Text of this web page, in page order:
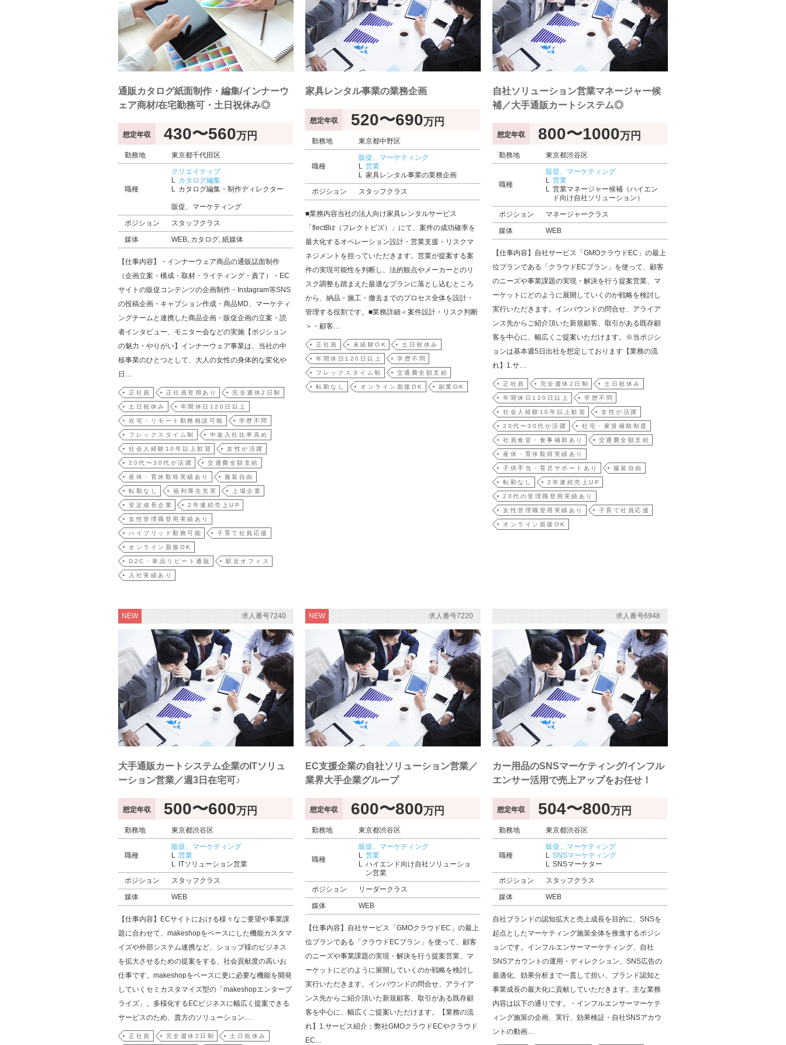
通販カタログ紙面制作・編集/インナーウ
ェア商材/在宅勤務可・土日祝休み◎
想定年収 430〜560万円
勤務地 東京都千代田区
職種
クリエイティブ
カタログ編集
カタログ編集・制作ディレクター
販促、マーケティング
ポジション
スタッフクラス
媒体
WEB, カタログ, 紙媒体
【仕事内容】・インナーウェア商品の通販誌面制作
（企画立案・構成・取材・ライティング・責了）・EC
サイトの販促コンテンツの企画制作・Instagram等SNS
の投稿企画・キャプション作成・商品MD、マーケティ
ングチームと連携した商品企画・販促企画の立案・読
者インタビュー、モニター会などの実施【ポジション
の魅力・やりがい】インナーウェア事業は、当社の中
核事業のひとつとして、大人の女性の身体的な変化や
日…
正社員 正社員登用あり 完全週休2日制
土日祝休み 年間休日120日以上
在宅・リモート勤務相談可能 学歴不問
フレックスタイム制 中途入社比率高め
社会人経験10年以上歓迎 女性が活躍
20代〜30代が活躍 交通費全額支給
産休・育休取得実績あり 服装自由
転勤なし 福利厚生充実 上場企業
安定成長企業 2年連続売上UP
女性管理職登用実績あり
ハイブリッド勤務可能 子育て社員応援
オンライン面接OK
D2C・単品リピート通販 駅近オフィス
入社実績あり
家具レンタル事業の業務企画
想定年収 520〜690万円
勤務地 東京都中野区
職種
販促、マーケティング
営業
家具レンタル事業の業務企画
ポジション
スタッフクラス
■業務内容当社の法人向け家具レンタルサービス
「flectBiz（フレクトビズ）」にて、案件の成功確率を
最大化するオペレーション設計・営業支援・リスクマ
ネジメントを担っていただきます。営業が提案する案
件の実現可能性を判断し、法的観点やメーカーとのリ
スク調整も踏まえた最適なプランに落とし込むところ
から、納品・施工・撤去までのプロセス全体を設計・
管理する役割です。■業務詳細＜案件設計・リスク判断
＞・顧客…
正社員 未経験OK 土日祝休み
年間休日120日以上 学歴不問
フレックスタイム制 交通費全額支給
転勤なし オンライン面接OK 副業OK
自社ソリューション営業マネージャー候
補／大手通販カートシステム◎
想定年収 800〜1000万円
勤務地 東京都渋谷区
職種
販促、マーケティング
営業
営業マネージャー候補（ハイエン
ド向け自社ソリューション）
ポジション
マネージャークラス
媒体
WEB
【仕事内容】自社サービス「GMOクラウドEC」の最上
位プランである「クラウドECプラン」を使って、顧客
のニーズや事業課題の実現・解決を行う提案営業、マ
ーケットにどのように展開していくのか戦略を検討し
実行いただきます。インバウンドの問合せ、アライア
ンス先からご紹介頂いた新規顧客、取引がある既存顧
客を中心に、幅広くご提案いただけます。※当ポジシ
ョンは基本週5日出社を想定しております【業務の流
れ】1.サ…
正社員 完全週休2日制 土日祝休み
年間休日120日以上 学歴不問
社会人経験10年以上歓迎 女性が活躍
20代〜30代が活躍 社宅・家賃補助制度
社員食堂・食事補助あり 交通費全額支給
産休・育休取得実績あり
子供手当・育児サポートあり 服装自由
転勤なし 2年連続売上UP
20代の管理職登用実績あり
女性管理職登用実績あり 子育て社員応援
オンライン面接OK
NEW 求人番号7240
大手通販カートシステム企業のITソリュ
ーション営業／週3日在宅可♪
想定年収 500〜600万円
勤務地 東京都渋谷区
職種
販促、マーケティング
営業
ITソリューション営業
ポジション
スタッフクラス
媒体
WEB
【仕事内容】ECサイトにおける様々なご要望や事業課
題に合わせて、makeshopをベースにした機能カスタマ
イズや外部システム連携など、ショップ様のビジネス
を拡大させるための提案をする、社会貢献度の高いお
仕事です。makeshopをベースに更に必要な機能を開発
していくセミカスタマイズ型の「makeshopエンタープ
ライズ」。多様化するECビジネスに幅広く提案できる
サービスのため、貴方のソリューション…
正社員 完全週休2日制 土日祝休み
NEW 求人番号7220
EC支援企業の自社ソリューション営業／
業界大手企業グループ
想定年収 600〜800万円
勤務地 東京都渋谷区
職種
販促、マーケティング
営業
ハイエンド向け自社ソリューショ
ン営業
ポジション
リーダークラス
媒体
WEB
【仕事内容】自社サービス「GMOクラウドEC」の最上
位プランである「クラウドECプラン」を使って、顧客
のニーズや事業課題の実現・解決を行う提案営業、マ
ーケットにどのように展開していくのか戦略を検討し
実行いただきます。インバウンドの問合せ、アライア
ンス先からご紹介頂いた新規顧客、取引がある既存顧
客を中心に、幅広くご提案いただけます。【業務の流
れ】1.サービス紹介：弊社GMOクラウドECやクラウド
EC…
求人番号6948
カー用品のSNSマーケティング/インフル
エンサー活用で売上アップをお任せ！
想定年収 504〜800万円
勤務地 東京都渋谷区
職種
販促、マーケティング
SNSマーケティング
SNSマーケター
ポジション
スタッフクラス
媒体
WEB
自社ブランドの認知拡大と売上成長を目的に、SNSを
起点としたマーケティング施策全体を推進するポジシ
ョンです。インフルエンサーマーケティング、自社
SNSアカウントの運用・ディレクション、SNS広告の
最適化、効果分析まで一貫して担い、ブランド認知と
事業成長の最大化に貢献していただきます。主な業務
内容は以下の通りです。・インフルエンサーマーケテ
ィング施策の企画、実行、効果検証・自社SNSアカウ
ントの動画…